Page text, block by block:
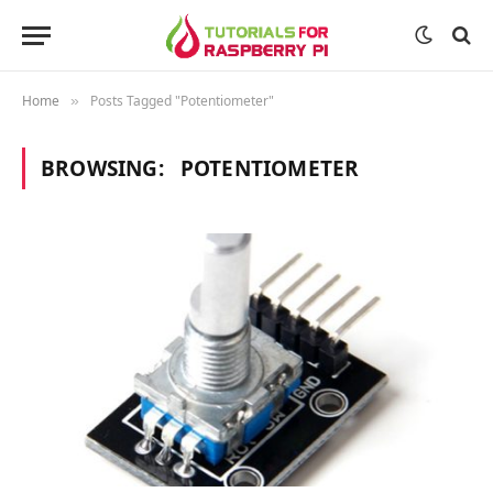
Home » Posts Tagged "Potentiometer"
BROWSING: POTENTIOMETER